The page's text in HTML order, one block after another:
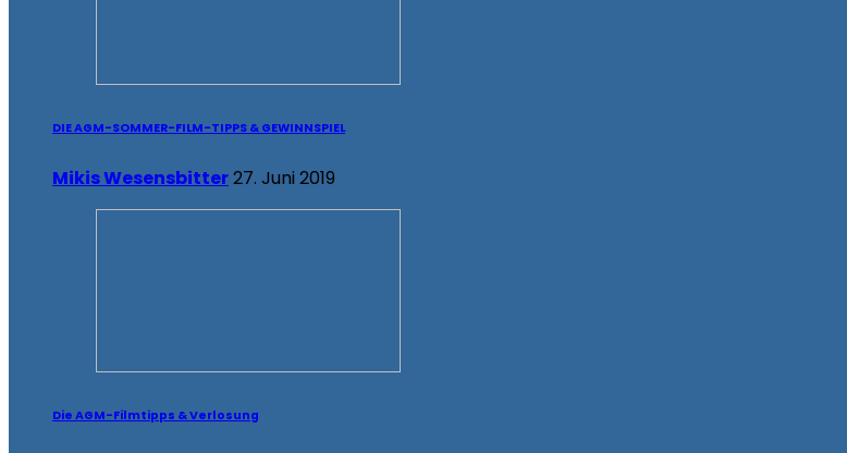
DIE AGM-SOMMER-FILM-TIPPS & GEWINNSPIEL
Mikis Wesensbitter27. Juni 2019
Die AGM-Filmtipps & Verlosung